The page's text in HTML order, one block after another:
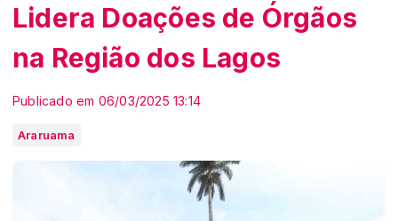
Lidera Doações de Órgãos
na Região dos Lagos
Publicado em 06/03/2025 13:14
Araruama